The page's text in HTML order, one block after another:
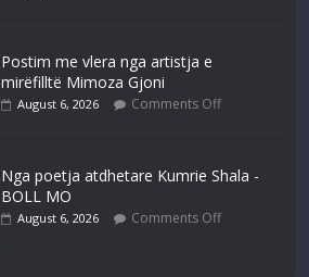
Postim me vlera nga artistja e
mirëfilltë Mimoza Gjoni
August 6, 2026 Comments Off
Nga poetja atdhetare Kumrie Shala -
BOLL MO
August 6, 2026 Comments Off